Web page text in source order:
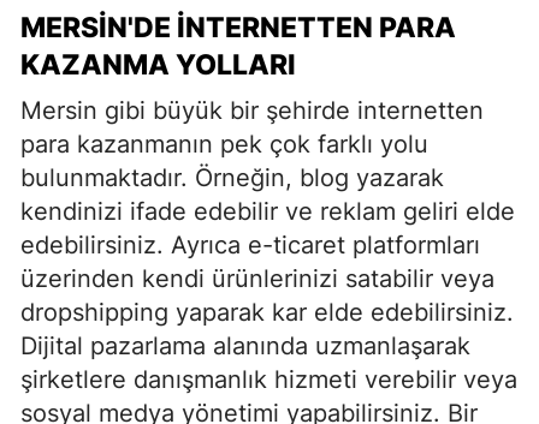
MERSIN'DE İNTERNETTEN PARA
KAZANMA YOLLARI
Mersin gibi büyük bir şehirde internetten
para kazanmanın pek çok farklı yolu
bulunmaktadır. Örneğin, blog yazarak
kendinizi ifade edebilir ve reklam geliri elde
edebilirsiniz. Ayrıca e-ticaret platformları
üzerinden kendi ürünlerinizi satabilir veya
dropshipping yaparak kar elde edebilirsiniz.
Dijital pazarlama alanında uzmanlaşarak
şirketlere danışmanlık hizmeti verebilir veya
sosyal medya yönetimi yapabilirsiniz. Bir